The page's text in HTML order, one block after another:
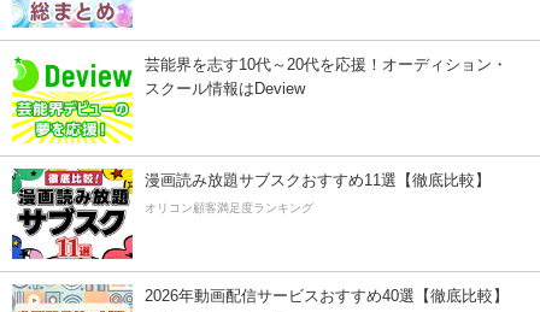
芸能界を志す10代～20代を応援！オーディション・
スクール情報はDeview
漫画読み放題サブスクおすすめ11選【徹底比較】
オリコン顧客満足度ランキング
2026年動画配信サービスおすすめ40選【徹底比較】